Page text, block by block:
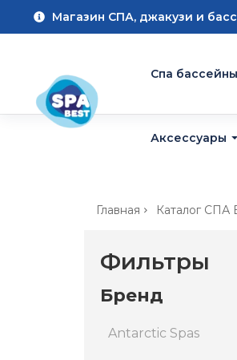
Магазин СПА, джакузи и
Cпа бассейны
Аксессуары
Главная Каталог СПА
Фильтры
Бренд
Antarctic Spas